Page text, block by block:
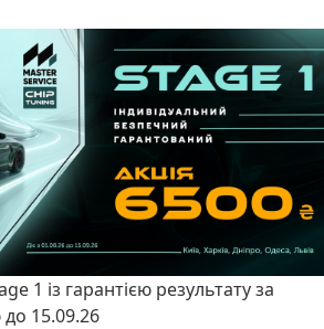
1 із гарантією результату за
15.09.26